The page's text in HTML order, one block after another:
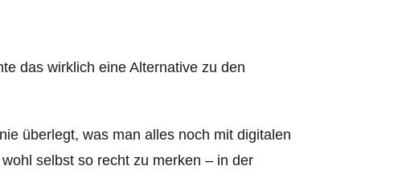
das wirklich eine Alternative zu den
überlegt, was man alles noch mit digitalen
selbst so recht zu merken – in der